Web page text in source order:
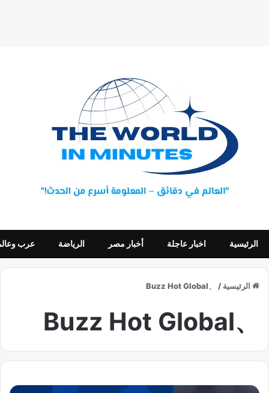
الرئيسية اخبار عاجلة أخبار مصر الرياضة عرب
الرئيسية /
、Buzz Hot Global
、Buzz Hot Global